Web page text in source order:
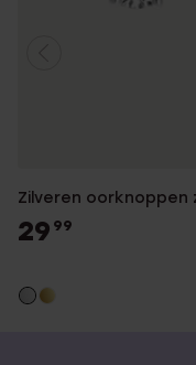
Zilveren oorknoppen
29 99